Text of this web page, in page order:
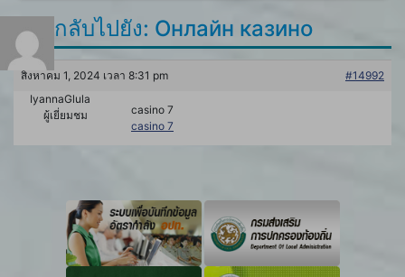
ตอบกลับไปยัง: Онлайн казино
สิงหาคม 1, 2024 เวลา 8:31 pm
#14992
IyannaGlula
ผู้เยี่ยมชม
casino 7
casino 7